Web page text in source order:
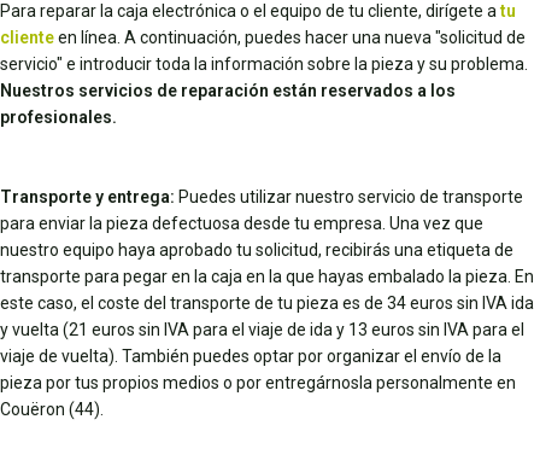
Para reparar la caja electrónica o el equipo de tu cliente, dirígete atu
clienteen línea. A continuación, puedes hacer una nueva "solicitud de
servicio" e introducir toda la información sobre la pieza y su problema.
Nuestros servicios de reparación están reservados a los
profesionales.
Transporte y entrega: Puedes utilizar nuestro servicio de transporte
para enviar la pieza defectuosa desde tu empresa. Una vez que
nuestro equipo haya aprobado tu solicitud, recibirás una etiqueta de
transporte para pegar en la caja en la que hayas embalado la pieza. En
este caso, el coste del transporte de tu pieza es de 34 euros sin IVA ida
y vuelta (21 euros sin IVA para el viaje de ida y 13 euros sin IVA para el
viaje de vuelta). También puedes optar por organizar el envío de la
pieza por tus propios medios o por entregárnosla personalmente en
Couëron (44).